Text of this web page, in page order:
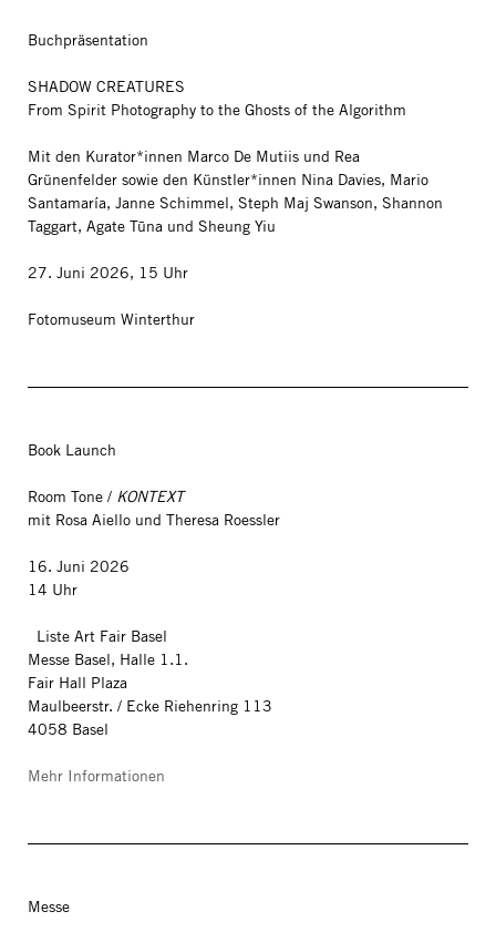
Buchpräsentation
SHADOW CREATURES
From Spirit Photography to the Ghosts of the Algorithm
Mit den Kurator*innen Marco De Mutiis und Rea
Grünenfelder sowie den Künstler*innen Nina Davies, Mario
Santamaría, Janne Schimmel, Steph Maj Swanson, Shannon
Taggart, Agate Tūna und Sheung Yiu
27. Juni 2026, 15 Uhr
Fotomuseum Winterthur
Book Launch
Room Tone / KONTEXT
mit Rosa Aiello und Theresa Roessler
16. Juni 2026
14 Uhr
Liste Art Fair Basel
Messe Basel, Halle 1.1.
Fair Hall Plaza
Maulbeerstr. / Ecke Riehenring 113
4058 Basel
Mehr Informationen
Messe